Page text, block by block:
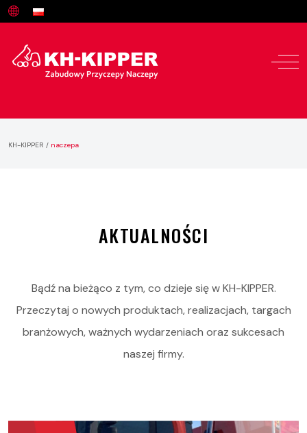
KH-KIPPER / naczepa
AKTUALNOŚCI
Bądź na bieżąco z tym, co dzieje się w KH-KIPPER.
Przeczytaj o nowych produktach, realizacjach, targach
branżowych, ważnych wydarzeniach oraz sukcesach
naszej firmy.